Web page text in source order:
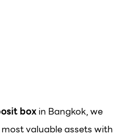
boxin Bangkok, we
valuable assets with